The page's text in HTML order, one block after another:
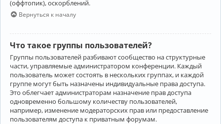
(оффтопик), оскорблений.
Вернуться к началу
Что такое группы пользователей?
Группы пользователей разбивают сообщество на структурные
части, управляемые администратором конференции. Каждый
пользователь может состоять в нескольких группах, и каждой
группе могут быть назначены индивидуальные права доступа.
Это облегчает администраторам назначение прав доступа
одновременно большому количеству пользователей,
например, изменение модераторских прав или предоставление
пользователям доступа к приватным форумам.